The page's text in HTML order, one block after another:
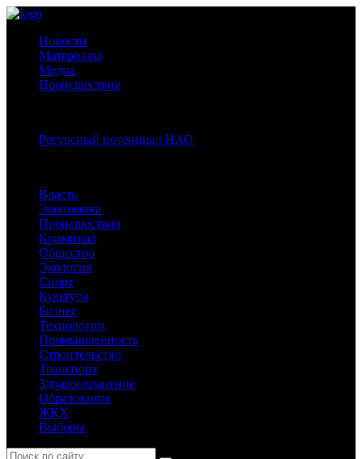
Новости
Материалы
Медиа
Происшествия
Ресурсный потенциал НАО
Власть
Экономика
Происшествия
Криминал
Общество
Экология
Спорт
Культура
Бизнес
Технологии
Промышленность
Строительство
Транспорт
Здравоохранение
Образование
ЖКХ
Выборы